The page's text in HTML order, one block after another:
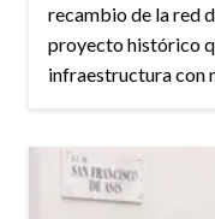
recambio de la red
proyecto histórico
infraestructura con